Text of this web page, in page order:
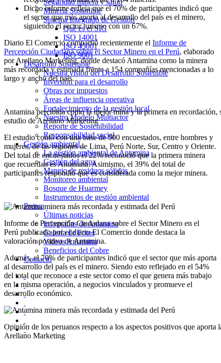
Seguridad minera y salud
Minería Sostenible
Sistema Integrado de Gestión
Qué es el SIG
ISO 14001
ISO 45001
ISO 9001
Desarrollo Sostenible
Nuestra visión del Desarrollo Sostenible
Inversión para el desarrollo
Obras por impuestos
Áreas de influencia operativa
Fortalecimiento de la gestión local
Nuestro Modelo Multiactor
Reporte de Sostenibilidad
Responsabilidad social
Gestión ambiental
La gestión ambiental de Antamina
Gestión del agua
Manejo de residuos sólidos
Monitoreo ambiental
Bosque de Huarmey
Instrumentos de gestión ambiental
Prensa
Últimas noticias
Infografías de Antamina
Galería de Fotos
Videos Antamina
Beneficios del Cobre
Contacto
Dicho informe refleja que el 70% de participantes indicó que
el sector que más aporta al desarrollo del país es el minero,
siguiendo el sector turismo con un 67%.
Diario El Comercio compartió recientemente el Informe de
Percepción Ciudadana sobre el Sector Minero en el Perú, elaborado
por Arellano Marketing, donde destacó Antamina como la minera
más recordada y estimada frente a 154 compañías mencionadas a lo
largo y ancho del país.
Antamina percibida como la mejor mina y la primera en recordación,
estudio de Arellano Marketing
El estudio contó con una base de 500 encuestados, entre hombres y
mujeres, de las regiones de Lima, Perú Norte, Sur, Centro y Oriente.
Del total de encuestados el 22% reconoció que la primera minera
que recuerdan es Antamina. Asimismo, el 39% del total de
participantes respondió que es considerada como la mejor minera.
Informe de Percepción Ciudadana sobre el Sector Minero en el
Perú publicado por el diario El Comercio donde destaca la
valoración positiva de Antamina.
Además, el 70% de participantes indicó que el sector que más aporta
al desarrollo del país es el minero. Siendo esto reflejado en el 54%
del total que reconoce a este sector como el que genera más trabajo
en la misma operación, a negocios vinculados y promueve el
desarrollo económico.
Opinión de los peruanos respecto a los aspectos positivos que aporta
Arellano Marketing